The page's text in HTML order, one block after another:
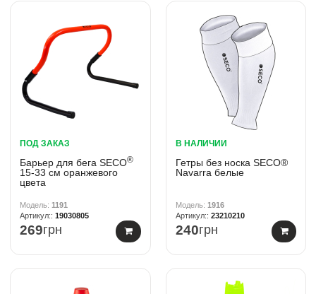
ПОД ЗАКАЗ
Барьер для бега SECO®
15-33 см оранжевого
цвета
1191
19030805
269грн
В НАЛИЧИИ
Гетры без носка SECO®
Navarra белые
1916
23210210
240грн